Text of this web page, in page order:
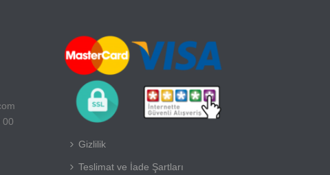
00
Gizlilik
Teslimat ve İade Şartları